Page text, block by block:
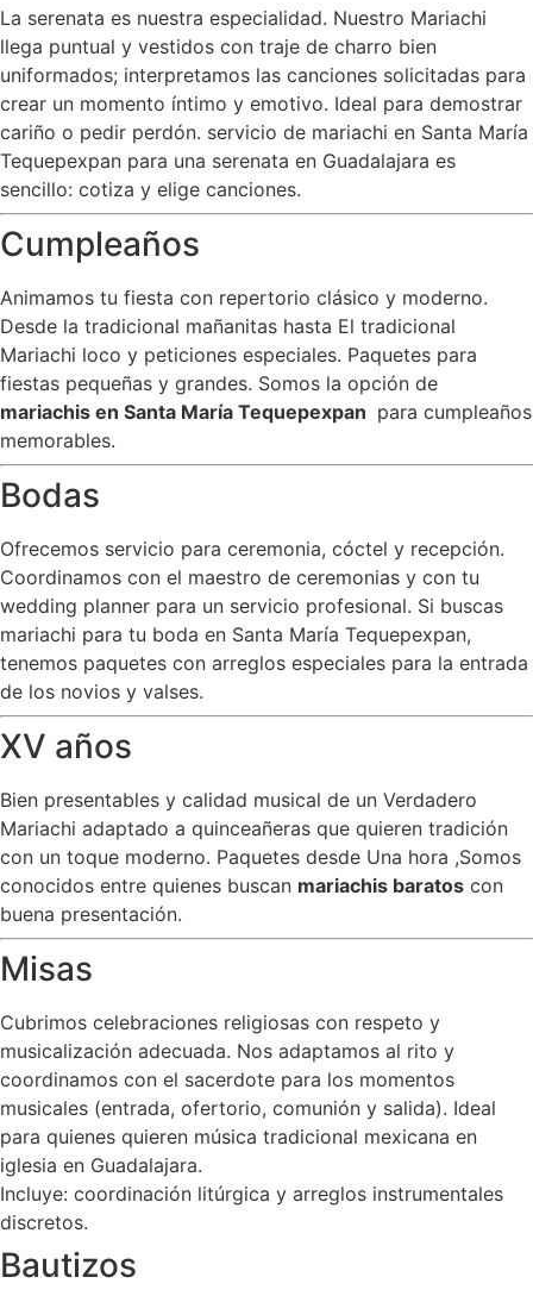
La serenata es nuestra especialidad. Nuestro Mariachi
llega puntual y vestidos con traje de charro bien
uniformados; interpretamos las canciones solicitadas para
crear un momento íntimo y emotivo. Ideal para demostrar
cariño o pedir perdón. servicio de mariachi en Santa María
Tequepexpan para una serenata en Guadalajara es
sencillo: cotiza y elige canciones.
Cumpleaños
Animamos tu fiesta con repertorio clásico y moderno.
Desde la tradicional mañanitas hasta El tradicional
Mariachi loco y peticiones especiales. Paquetes para
fiestas pequeñas y grandes. Somos la opción de
mariachis en Santa María Tequepexpan para cumpleaños
memorables.
Bodas
Ofrecemos servicio para ceremonia, cóctel y recepción.
Coordinamos con el maestro de ceremonias y con tu
wedding planner para un servicio profesional. Si buscas
mariachi para tu boda en Santa María Tequepexpan,
tenemos paquetes con arreglos especiales para la entrada
de los novios y valses.
XV años
Bien presentables y calidad musical de un Verdadero
Mariachi adaptado a quinceañeras que quieren tradición
con un toque moderno. Paquetes desde Una hora ,Somos
conocidos entre quienes buscan mariachis baratos con
buena presentación.
Misas
Cubrimos celebraciones religiosas con respeto y
musicalización adecuada. Nos adaptamos al rito y
coordinamos con el sacerdote para los momentos
musicales (entrada, ofertorio, comunión y salida). Ideal
para quienes quieren música tradicional mexicana en
iglesia en Guadalajara.
Incluye: coordinación litúrgica y arreglos instrumentales
discretos.
Bautizos